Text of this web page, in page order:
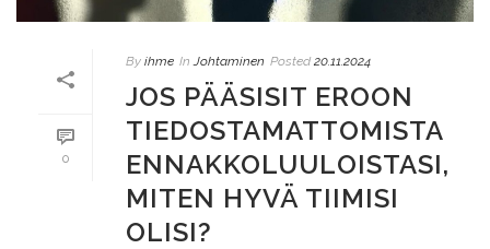
0
By ihme In Johtaminen Posted 20.11.2024
JOS PÄÄSISIT EROON
TIEDOSTAMATTOMISTA
ENNAKKOLUULOISTASI,
MITEN HYVÄ TIIMISI
OLISI?